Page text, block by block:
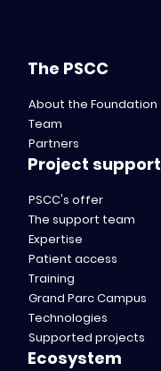
The PSCC
About the Foundation
Team
Partners
Project support
PSCC's offer
The support team
Expertise
Patient access
Training
Grand Parc Campus
Technologies
Supported projects
Ecosystem